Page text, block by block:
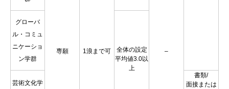
専願 1浪まで可 –
グローバ
ル・コミュ
ニケーショ
ン学群
全体の設定
平均値3.0以
上
芸術文化学
書類/
面接または